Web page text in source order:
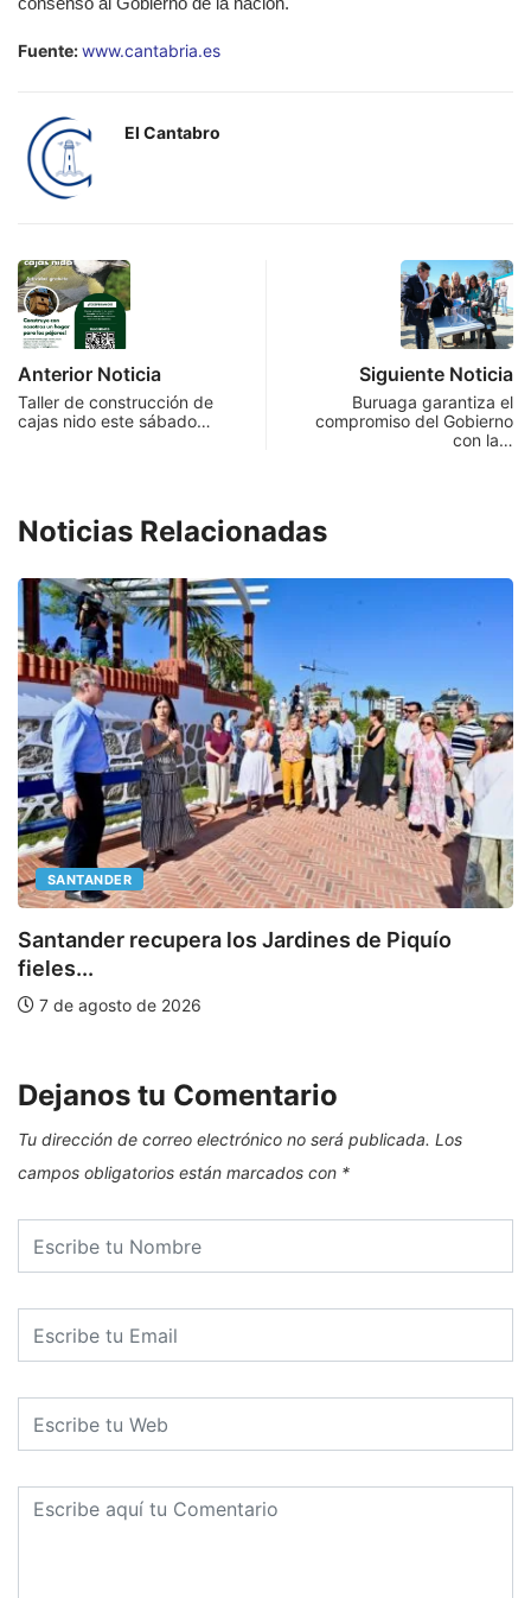
Fuente:www.cantabria.es
El Cantabro
Anterior Noticia
Taller de construcción de
cajas nido este sábado…
Siguiente Noticia
Buruaga garantiza el
compromiso del Gobierno
con la…
Noticias Relacionadas
SANTANDER
Santander recupera los Jardines de Piquío
fieles...
7 de agosto de 2026
Dejanos tu Comentario
Tu dirección de correo electrónico no será publicada. Los
campos obligatorios están marcados con *